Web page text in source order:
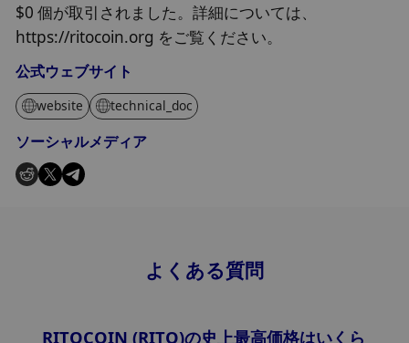
$0 個が取引されました。詳細については、
https://ritocoin.org をご覧ください。
公式ウェブサイト
website technical_doc
ソーシャルメディア
よくある質問
RITOCOIN (RITO)の史上最高価格はいくら